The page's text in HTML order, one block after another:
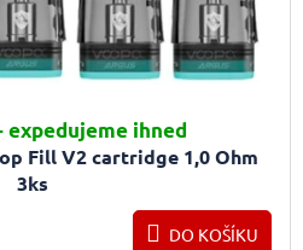
Fill V2 cartridge 1,0 Ohm
3ks
expedujeme ihned
DO KOŠÍKU